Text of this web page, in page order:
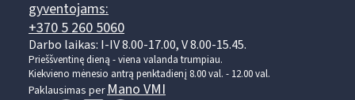
gyventojams:
+370 5 260 5060
Darbo laikas: I-IV 8.00-17.00, V 8.00-15.45.
Prieššventinę dieną - viena valanda trumpiau.
Kiekvieno mėnesio antrą penktadienį 8.00 val. - 12.00 val.
Paklausimas perMano VMI